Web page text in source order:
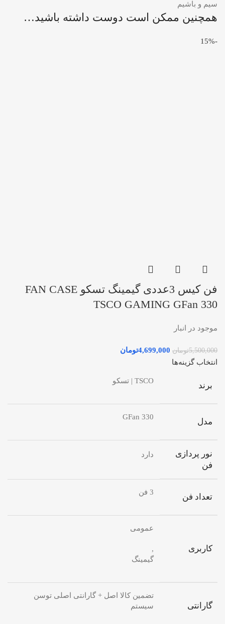
سیم و باشیم
همچنین ممکن است دوست داشته باشید…
-15%
فن کیس 3عددی گیمینگ تسکو FAN CASE
TSCO GAMING GFan 330
موجود در انبار
5,500,000تومان 4,699,000تومان
انتخاب گزینه‌ها
برند TSCO | تسکو
مدل GFan 330
نور پردازی
فن
دارد
تعداد فن 3 فن
کاربری
عمومی
,
گیمینگ
گارانتی
تضمین کالا اصل + گارانتی اصلی توسن
سیستم